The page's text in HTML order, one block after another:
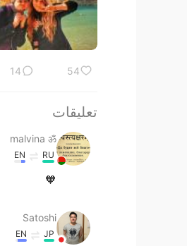
54
14
تعليقات
malvina ॐ
RU
EN
🧡
Satoshi
JP
EN